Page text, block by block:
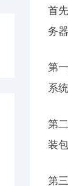
首
务
第
系
第
装
第